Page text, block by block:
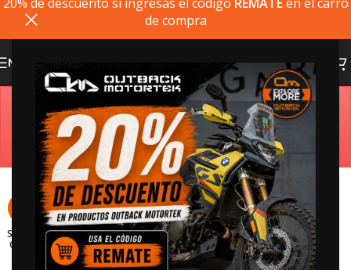
de compra
MENU
Estimado cliente, si el producto que busca no está
disponible, puede comprarlo directamente en
outbackmotortek.com
SOLD
OUT